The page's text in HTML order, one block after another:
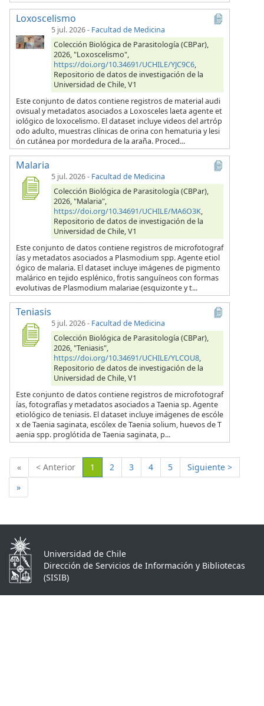
Loxoscelismo
5 jul. 2026- Facultad de Medicina
Colección Biológica de Parasitología (CBPar),
2026, "Loxoscelismo",
https://doi.org/10.34691/UCHILE/YJC9C6,
Repositorio de datos de investigación de la
Universidad de Chile, V1
Este conjunto de datos contiene registros de material audi
ovisual y metadatos asociados a Loxosceles laeta agente et
iológico de loxocelismo. El dataset incluye videos del artróp
odo adulto, muestras clínicas de orina con hematuria y lesi
ón cutánea por mordedura de la araña. Proced...
Malaria
5 jul. 2026- Facultad de Medicina
Colección Biológica de Parasitología (CBPar),
2026, "Malaria",
https://doi.org/10.34691/UCHILE/MA6O3K,
Repositorio de datos de investigación de la
Universidad de Chile, V1
Este conjunto de datos contiene registros de microfotograf
ías y metadatos asociados a Plasmodium spp. Agente etiol
ógico de malaria. El dataset incluye imágenes de pigmento
malárico en tejido esplénico, frotis sanguíneos con formas
evolutivas de Plasmodium malariae (esquizonte y t...
Teniasis
5 jul. 2026- Facultad de Medicina
Colección Biológica de Parasitología (CBPar),
2026, "Teniasis",
https://doi.org/10.34691/UCHILE/YLCOU8,
Repositorio de datos de investigación de la
Universidad de Chile, V1
Este conjunto de datos contiene registros de microfotograf
ías, fotografías y metadatos asociados a Taenia sp. Agente
etiológico de teniasis. El dataset incluye imágenes de escóle
x de Taenia saginata, escólex de Taenia solium, huevos de T
aenia spp. proglótida de Taenia saginata, p...
« < Anterior 1 (Actual)
2 3 4 5
Siguiente >
»
Universidad de Chile
Dirección de Servicios de Información y Bibliotecas
(SISIB)